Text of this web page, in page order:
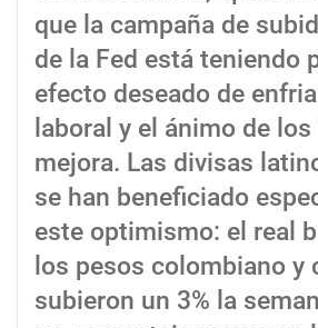
que la campaña de
de la Fed está teniendo
efecto deseado de
laboral y el ánimo de
mejora. Las divisas
se han beneficiado
este optimismo: el real
los pesos colombiano y
subieron un 3% la